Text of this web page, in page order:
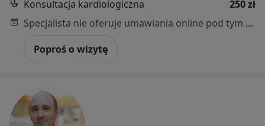
Konsultacja kardiologiczna
250 zł
Specjalista nie oferuje umawiania online pod tym adresem.
Poproś o wizytę